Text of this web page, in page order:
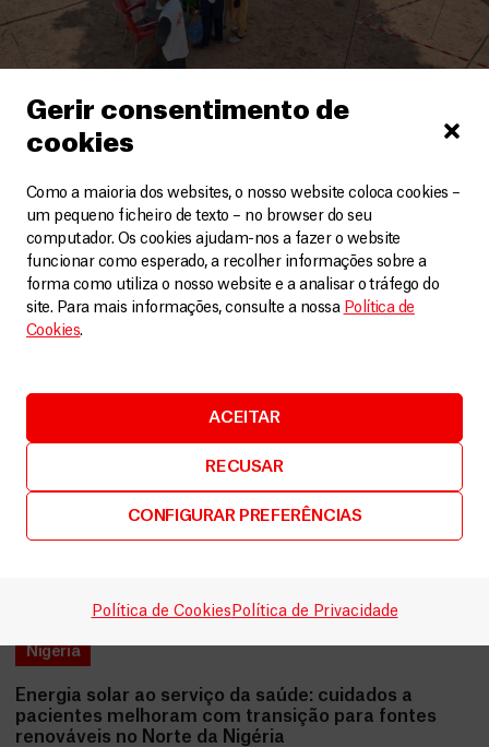
Gerir consentimento de
cookies
Como a maioria dos websites, o nosso website coloca cookies –
um pequeno ficheiro de texto – no browser do seu
computador. Os cookies ajudam-nos a fazer o website
funcionar como esperado, a recolher informações sobre a
forma como utiliza o nosso website e a analisar o tráfego do
site. Para mais informações, consulte a nossa Política de
Cookies.
ACEITAR
RECUSAR
CONFIGURAR PREFERÊNCIAS
Política de Cookies Política de Privacidade
Nigéria
Desnutrição no Norte da Nigéria: é urgente
Artigos 6 Agosto, 2025
LEIA MAIS
Nigéria
Energia solar ao serviço da saúde: cuidados a
pacientes melhoram com transição para fontes
renováveis no Norte da Nigéria